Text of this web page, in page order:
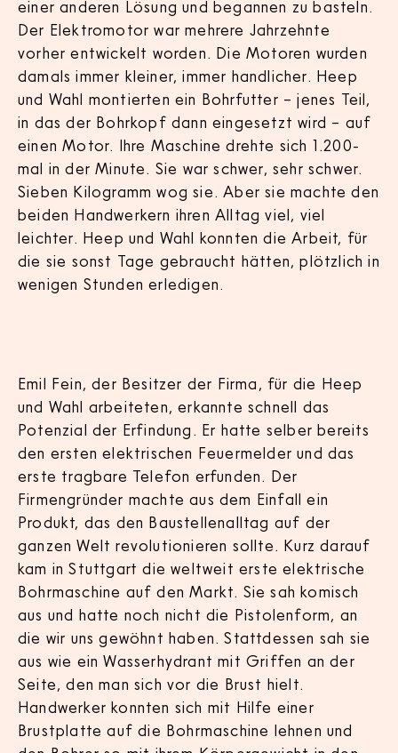
einer anderen Lösung und begannen zu basteln.
Der Elektromotor war mehrere Jahrzehnte
vorher entwickelt worden. Die Motoren wurden
damals immer kleiner, immer handlicher. Heep
und Wahl montierten ein Bohrfutter – jenes Teil,
in das der Bohrkopf dann eingesetzt wird – auf
einen Motor. Ihre Maschine drehte sich 1.200-
mal in der Minute. Sie war schwer, sehr schwer.
Sieben Kilogramm wog sie. Aber sie machte den
beiden Handwerkern ihren Alltag viel, viel
leichter. Heep und Wahl konnten die Arbeit, für
die sie sonst Tage gebraucht hätten, plötzlich in
wenigen Stunden erledigen.
Emil Fein, der Besitzer der Firma, für die Heep
und Wahl arbeiteten, erkannte schnell das
Potenzial der Erfindung. Er hatte selber bereits
den ersten elektrischen Feuermelder und das
erste tragbare Telefon erfunden. Der
Firmengründer machte aus dem Einfall ein
Produkt, das den Baustellenalltag auf der
ganzen Welt revolutionieren sollte. Kurz darauf
kam in Stuttgart die weltweit erste elektrische
Bohrmaschine auf den Markt. Sie sah komisch
aus und hatte noch nicht die Pistolenform, an
die wir uns gewöhnt haben. Stattdessen sah sie
aus wie ein Wasserhydrant mit Griffen an der
Seite, den man sich vor die Brust hielt.
Handwerker konnten sich mit Hilfe einer
Brustplatte auf die Bohrmaschine lehnen und